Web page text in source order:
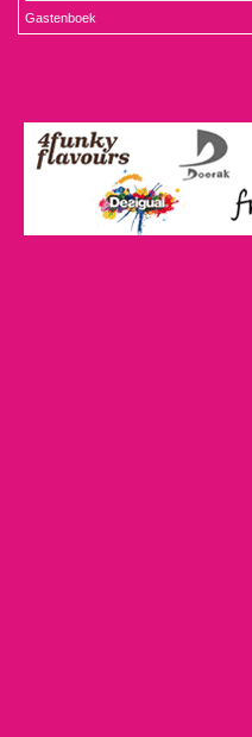
Gastenboek